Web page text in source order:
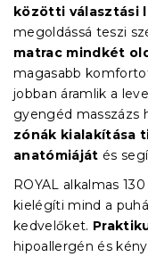
közötti választási
megoldássá teszi
matrac mindkét
magasabb
jobban áramlik a
gyengéd masszázs
zónák kialakítása
anatómiáját és
ROYAL alkalmas
kielégíti mind a
kedvelőket.
hipoallergén és